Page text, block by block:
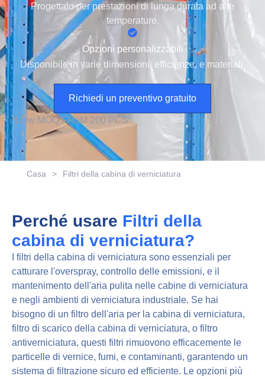
Progettato per prestazioni di lunga durata ad alte
temperature.
Opzioni personalizzabili
Disponibile in varie dimensioni, efficienze, e materiali.
Richiedi un preventivo gratuito
* Ow MOQ FRoM 200 PCS
Casa > Filtri della cabina di verniciatura
Perché usare Filtri della
cabina di verniciatura?
I filtri della cabina di verniciatura sono essenziali per
catturare l'overspray, controllo delle emissioni, e il
mantenimento dell'aria pulita nelle cabine di verniciatura
e negli ambienti di verniciatura industriale. Se hai
bisogno di un filtro dell'aria per la cabina di verniciatura,
filtro di scarico della cabina di verniciatura, o filtro
antiverniciatura, questi filtri rimuovono efficacemente le
particelle di vernice, fumi, e contaminanti, garantendo un
sistema di filtrazione sicuro ed efficiente. Le opzioni più